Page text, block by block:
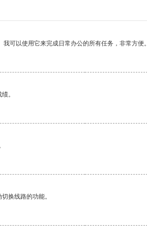
可以使用它来完成日常办公的所有任务，非常方便。
。
换线路的功能。